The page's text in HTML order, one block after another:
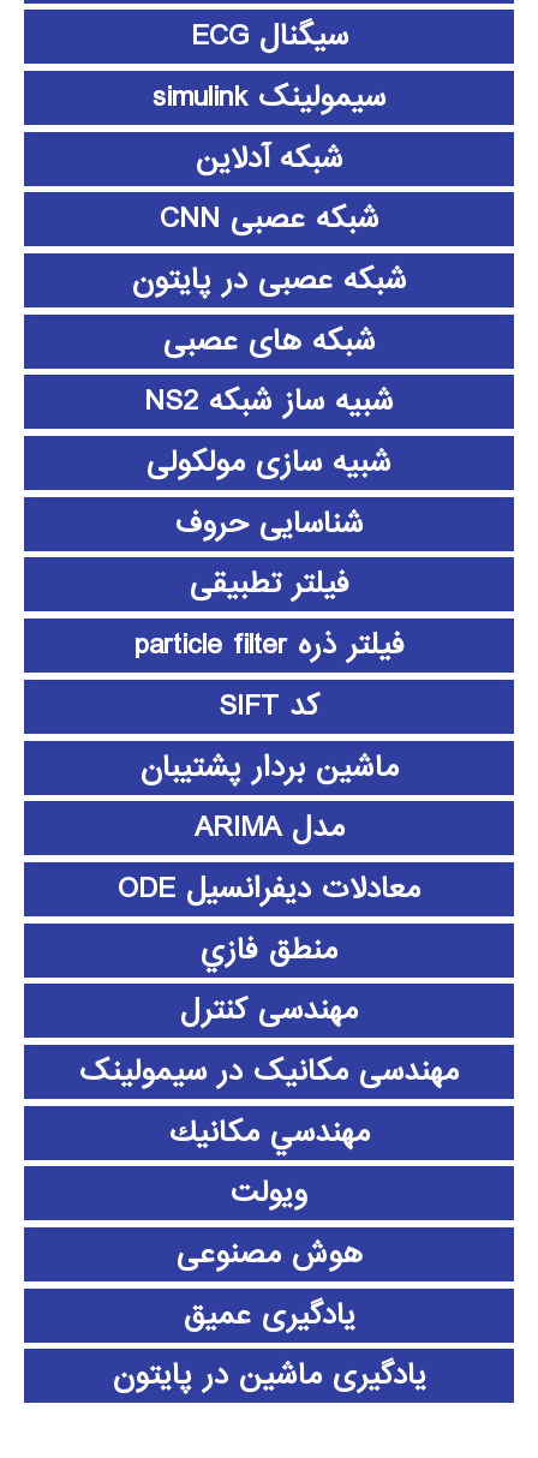
سیگنال ECG
سیمولینک simulink
شبکه آدلاین
شبکه عصبی CNN
شبکه عصبی در پایتون
شبکه های عصبی
شبیه ساز شبکه NS2
شبیه سازی مولکولی
شناسایی حروف
فیلتر تطبیقی
فیلتر ذره particle filter
کد SIFT
ماشین بردار پشتیبان
مدل ARIMA
معادلات دیفرانسیل ODE
منطق فازي
مهندسی کنترل
مهندسی مکانیک در سیمولینک
مهندسي مكانيك
ویولت
هوش مصنوعی
یادگیری عمیق
یادگیری ماشین در پایتون